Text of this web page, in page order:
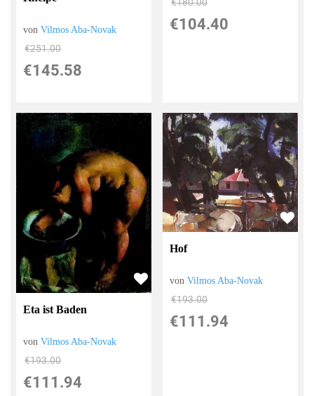
vonVilmos Aba-Novak
€251.00
€145.58
€104.40
Eta ist Baden
vonVilmos Aba-Novak
€193.00
€111.94
Hof
vonVilmos Aba-Novak
€193.00
€111.94